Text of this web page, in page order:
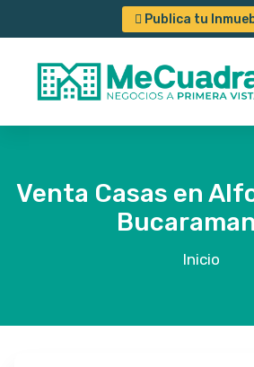
Publica tu
Venta Casas en
Inicio